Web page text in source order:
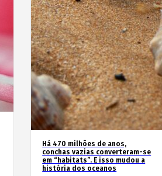
Há 470 milhões de anos,
conchas vazias converteram-se
em “habitats”. E isso mudou a
história dos oceanos